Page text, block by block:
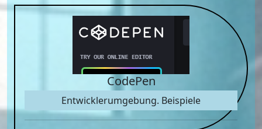
CodePen
Entwicklerumgebung. Beispiele